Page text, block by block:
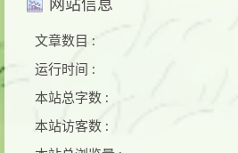
网站信息
文章数目 :
运行时间 :
本站总字数 :
本站访客数 :